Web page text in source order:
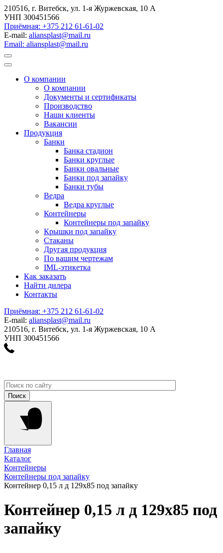
210516, г. Витебск, ул. 1-я Журжевская, 10 А
УНП 300451566
Приёмная: +375 212 61-61-02
E-mail: aliansplast@mail.ru
Email: aliansplast@mail.ru
О компании
О компании
Документы и сертификаты
Производство
Наши клиенты
Вакансии
Продукция
Банки
Банка стадион
Банки круглые
Банки овальные
Банки под запайку
Банки тубы
Ведра
Ведра круглые
Контейнеры
Контейнеры под запайку
Крышки под запайку
Стаканы
Другая продукция
По вашим чертежам
IML-этикетка
Как заказать
Найти дилера
Контакты
Приёмная: +375 212 61-61-02
E-mail: aliansplast@mail.ru
210516, г. Витебск, ул. 1-я Журжевская, 10 А
УНП 300451566
Главная
Каталог
Контейнеры
Контейнеры под запайку
Контейнер 0,15 л д 129х85 под запайку
Контейнер 0,15 л д 129х85 под
запайку